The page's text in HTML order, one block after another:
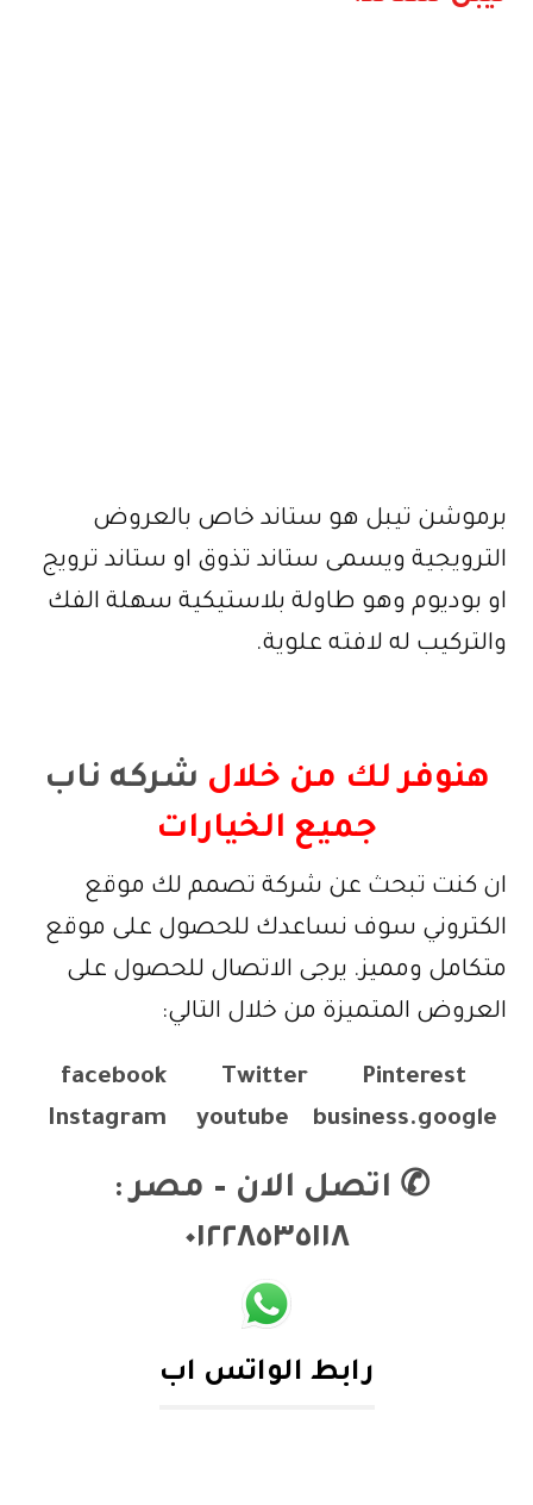
برموشن تيبل هو ستاند خاص بالعروض
الترويجية ويسمى ستاند تذوق او ستاند ترويج
او بوديوم وهو طاولة بلاستيكية سهلة الفك
والتركيب له لافته علوية.
هنوفر لك من خلال شركه ناب
جميع الخيارات
ان كنت تبحث عن شركة تصمم لك موقع
الكتروني سوف نساعدك للحصول على موقع
متكامل ومميز. يرجى الاتصال للحصول على
العروض المتميزة من خلال التالي:
facebook Twitter
Pinterest
Instagram
youtube business.google
✆ اتصل الان – مصر :
٠١٢٢٨٥٣٥١١٨
رابط الواتس اب